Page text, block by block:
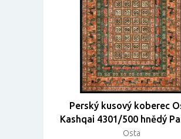
Perský kusový koberec
Kashqai 4301/500 hnědý
Osta